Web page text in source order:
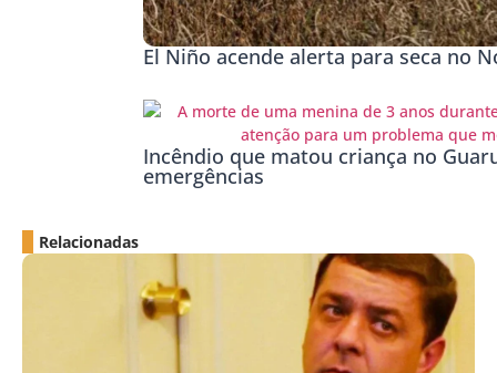
El Niño acende alerta para seca no
Incêndio que matou criança no
emergências
Relacionadas